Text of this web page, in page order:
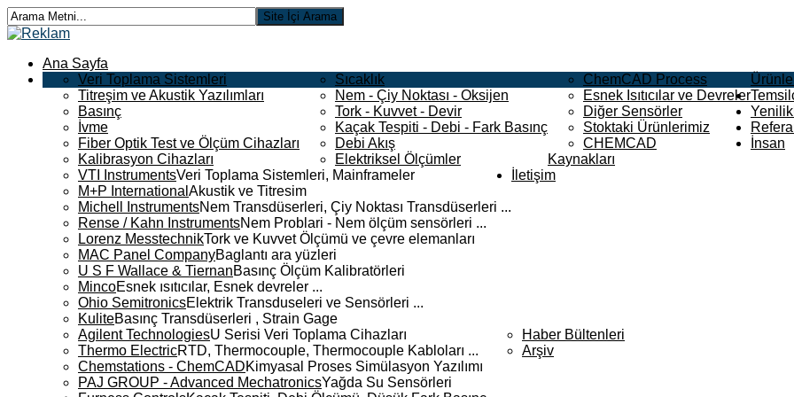
Ana Sayfa
Veri Toplama Sistemleri
Titreşim ve Akustik Yazılımları
Basınç
İvme
Fiber Optik Test ve Ölçüm Cihazları
Kalibrasyon Cihazları
Sıcaklık
Nem - Çiy Noktası - Oksijen
Tork - Kuvvet - Devir
Kaçak Tespiti - Debi - Fark Basınç
Debi Akış
Elektriksel Ölçümler
ChemCAD Process
Esnek Isıtıcılar ve Devreler
Diğer Sensörler
Stoktaki Ürünlerimiz
CHEMCAD
VTI InstrumentsVeri Toplama Sistemleri, Mainframeler
M+P International Akustik ve Titresim
Michell InstrumentsNem Transdüserleri, Çiy Noktası Transdüserleri ...
Rense / Kahn InstrumentsNem Problari - Nem ölçüm sensörleri ...
Lorenz MesstechnikTork ve Kuvvet Ölçümü ve çevre elemanları
MAC Panel CompanyBaglantı ara yüzleri
U S F Wallace & TiernanBasınç Ölçüm Kalibratörleri
MincoEsnek ısıtıcılar, Esnek devreler ...
Ohio SemitronicsElektrik Transduseleri ve Sensörleri ...
KuliteBasınç Transdüserleri , Strain Gage
Agilent TechnologiesU Serisi Veri Toplama Cihazları
Thermo ElectricRTD, Thermocouple, Thermocouple Kabloları ...
Chemstations - ChemCADKimyasal Proses Simülasyon Yazılımı
PAJ GROUP - Advanced MechatronicsYağda Su Sensörleri
Haber Bültenleri
Arşiv
İnsan
Kaynakları
İletişim